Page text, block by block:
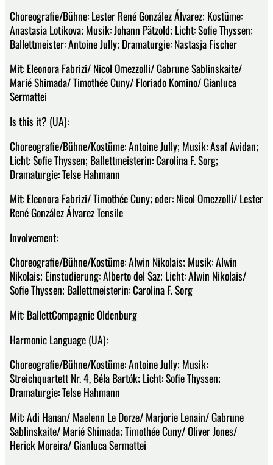
Choreografie/Bühne: Lester René González Álvarez; Kostüme:
Anastasia Lotikova; Musik: Johann Pätzold; Licht: Sofie Thyssen;
Ballettmeister: Antoine Jully; Dramaturgie: Nastasja Fischer
Mit: Eleonora Fabrizi/ Nicol Omezzolli/ Gabrune Sablinskaite/
Marié Shimada/ Timothée Cuny/ Floriado Komino/ Gianluca
Sermattei
Is this it? (UA):
Choreografie/Bühne/Kostüme: Antoine Jully; Musik: Asaf Avidan;
Licht: Sofie Thyssen; Ballettmeisterin: Carolina F. Sorg;
Dramaturgie: Telse Hahmann
Mit: Eleonora Fabrizi/ Timothée Cuny; oder: Nicol Omezzolli/ Lester
René González Álvarez Tensile
Involvement:
Choreografie/Bühne/Kostüme: Alwin Nikolais; Musik: Alwin
Nikolais; Einstudierung: Alberto del Saz; Licht: Alwin Nikolais/
Sofie Thyssen; Ballettmeisterin: Carolina F. Sorg
Mit: BallettCompagnie Oldenburg
Harmonic Language (UA):
Choreografie/Bühne/Kostüme: Antoine Jully; Musik:
Streichquartett Nr. 4, Béla Bartók; Licht: Sofie Thyssen;
Dramaturgie: Telse Hahmann
Mit: Adi Hanan/ Maelenn Le Dorze/ Marjorie Lenain/ Gabrune
Sablinskaite/ Marié Shimada; Timothée Cuny/ Oliver Jones/
Herick Moreira/ Gianluca Sermattei